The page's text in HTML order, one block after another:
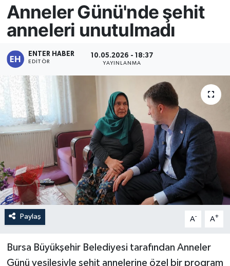
Anneler Günü'nde şehit
anneleri unutulmadı
ENTER HABER
EDITÖR
10.05.2026 - 18:37
YAYINLANMA
Paylaş A- A+
Bursa Büyükşehir Belediyesi tarafından Anneler
Günü vesilesiyle şehit annelerine özel bir program